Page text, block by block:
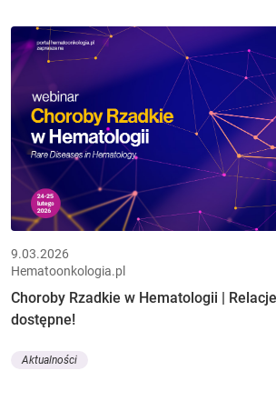
9.03.2026
Hematoonkologia.pl
Choroby Rzadkie w Hematologii |
dostępne!
Aktualności